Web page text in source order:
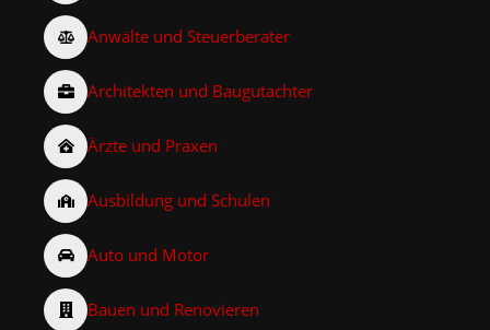
Anwälte und Steuerberater
Architekten und Baugutachter
Ärzte und Praxen
Ausbildung und Schulen
Auto und Motor
Bauen und Renovieren